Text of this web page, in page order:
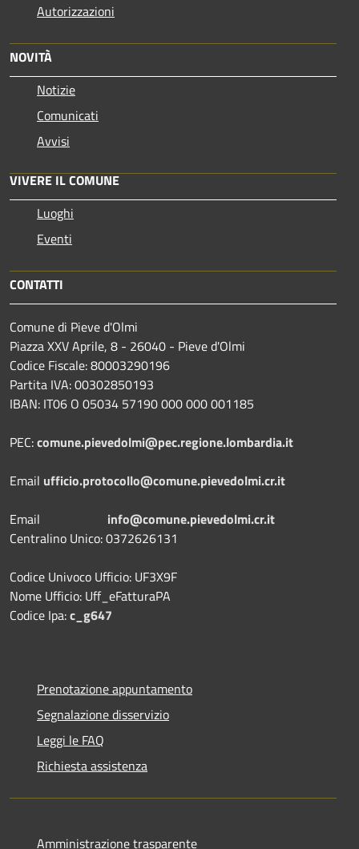
Autorizzazioni
NOVITÀ
Notizie
Comunicati
Avvisi
VIVERE IL COMUNE
Luoghi
Eventi
CONTATTI
Comune di Pieve d'Olmi
Piazza XXV Aprile, 8 - 26040 - Pieve d'Olmi
Codice Fiscale: 80003290196
Partita IVA: 00302850193
IBAN: IT06 O 05034 57190 000 000 001185
PEC:comune.pievedolmi@pec.regione.lombardia.it
Email ufficio.protocollo@comune.pievedolmi.cr.it
Email info@comune.pievedolmi.cr.it
Centralino Unico: 0372626131
Codice Univoco Ufficio: UF3X9F
Nome Ufficio: Uff_eFatturaPA
Codice Ipa:c_g647
Prenotazione appuntamento
Segnalazione disservizio
Leggi le FAQ
Richiesta assistenza
Amministrazione trasparente